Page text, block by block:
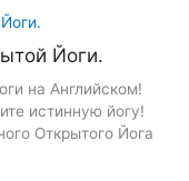
Йоги.
на Английском!
истинную йогу!
Открытого Йога